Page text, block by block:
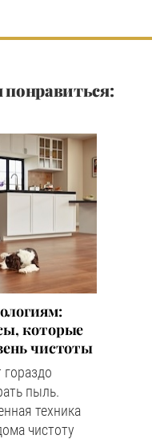
понравиться:
которые
чистоты
пыль.
техника
чистоту